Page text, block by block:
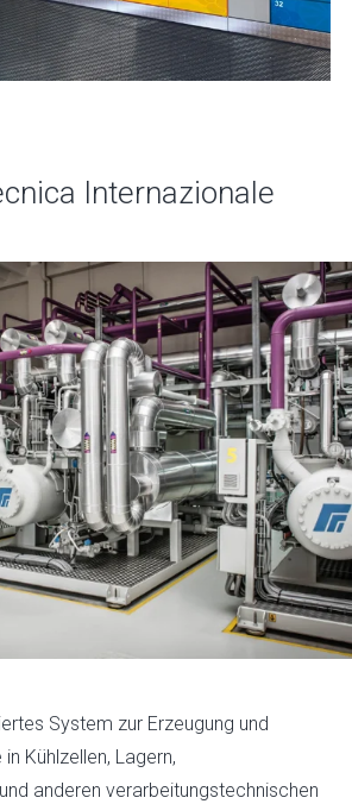
Internazionale
System zur Erzeugung und
Kühlzellen, Lagern,
anderen verarbeitungstechnischen